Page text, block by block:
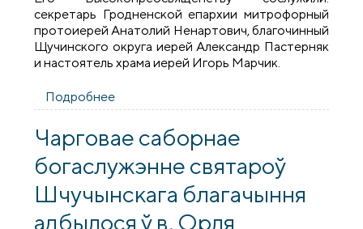
секретарь Гродненской епархии митрофорный
протоиерей Анатолий Ненартович, благочинный
Щучинского округа иерей Александр Пастерняк
и настоятель храма иерей Игорь Марчик.
Подробнее
литургию в храме деревни Орля
Чарговае саборнае
богаслужэнне святароў
Шчучынскага благачыння
адбылося ў в. Орля